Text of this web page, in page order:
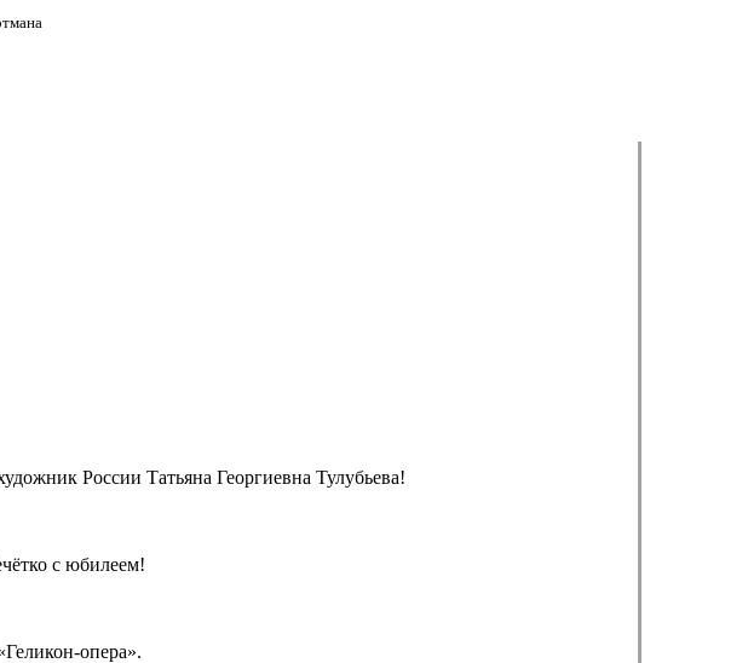
России Татьяна Георгиевна Тулубьева!
с юбилеем!
опера».